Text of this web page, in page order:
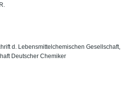
d. Lebensmittelchemischen Gesellschaft,
Deutscher Chemiker